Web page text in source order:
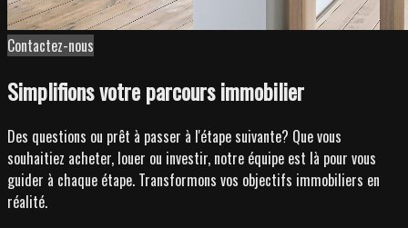
Contactez-nous
Simplifions votre parcours immobilier
Des questions ou prêt à passer à l'étape suivante? Que vous
souhaitiez acheter, louer ou investir, notre équipe est là pour vous
guider à chaque étape. Transformons vos objectifs immobiliers en
réalité.